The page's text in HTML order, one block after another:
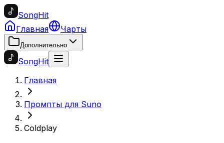
SongHit
Главная
Чарты
Дополнительно
SongHit
Главная
Промпты для Suno
Coldplay